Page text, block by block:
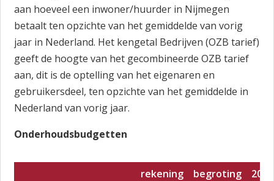
aan hoeveel een inwoner/huurder in Nijmegen
betaalt ten opzichte van het gemiddelde van vorig
jaar in Nederland. Het kengetal Bedrijven (OZB tarief)
geeft de hoogte van het gecombineerde OZB tarief
aan, dit is de optelling van het eigenaren en
gebruikersdeel, ten opzichte van het gemiddelde in
Nederland van vorig jaar.
Onderhoudsbudgetten
rekening
begroting
2018